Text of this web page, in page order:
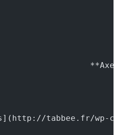
**Axel
tabbee.fr/wp-